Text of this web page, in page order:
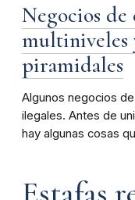
Negocios
multiniveles
piramidales
Algunos negocios
ilegales. Antes de
hay algunas cosas